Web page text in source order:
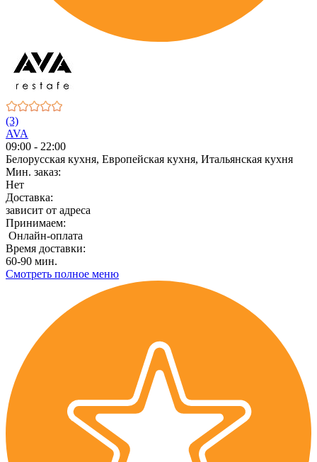
(3)
AVA
09:00 - 22:00
Белорусская кухня, Европейская кухня, Итальянская кухня
Мин. заказ:
Нет
Доставка:
зависит от адреса
Принимаем:
Онлайн-оплата
Время доставки:
60-90 мин.
Смотреть полное меню